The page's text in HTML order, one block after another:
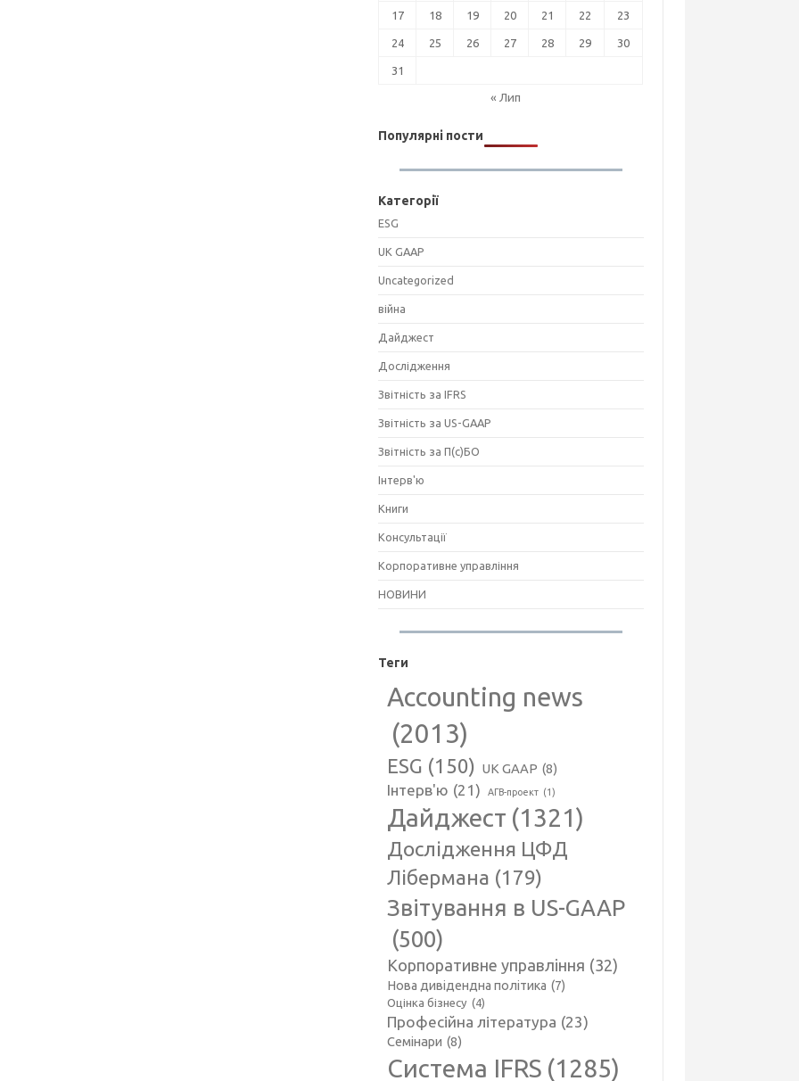
17 18 19 20 21 22 23
24 25 26 27 28 29 30
31
« Лип
Популярні пости
Категорії
ESG
UK GAAP
Uncategorized
війна
Дайджест
Дослідження
Звітність за IFRS
Звітність за US-GAAP
Звітність за П(с)БО
Інтерв'ю
Книги
Консультації
Корпоративне управління
НОВИНИ
Теги
Accounting news
(2013)
ESG (150) UK GAAP (8)
Інтерв'ю (21) АГВ-проект (1)
Дайджест (1321)
Дослідження ЦФД
Лібермана (179)
Звітування в US-GAAP
(500)
Корпоративне управління (32)
Нова дивідендна політика (7)
Оцінка бізнесу (4)
Професійна література (23)
Семінари (8)
Система IFRS (1285)